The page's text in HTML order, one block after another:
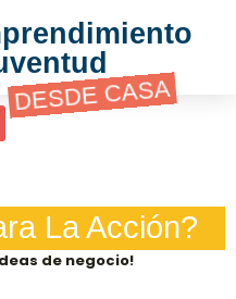
DESDE CASA
La Acción?
de negocio!